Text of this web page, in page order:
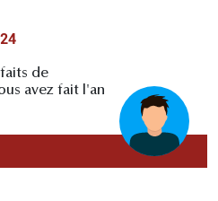
de
avez fait l'an